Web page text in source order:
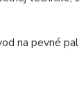
na pevné